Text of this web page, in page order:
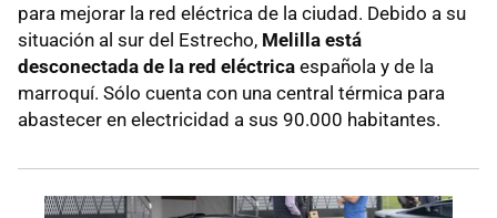
para mejorar la red eléctrica de la ciudad. Debido a su
situación al sur del Estrecho, Melilla está
desconectada de la red eléctrica española y de la
marroquí. Sólo cuenta con una central térmica para
abastecer en electricidad a sus 90.000 habitantes.